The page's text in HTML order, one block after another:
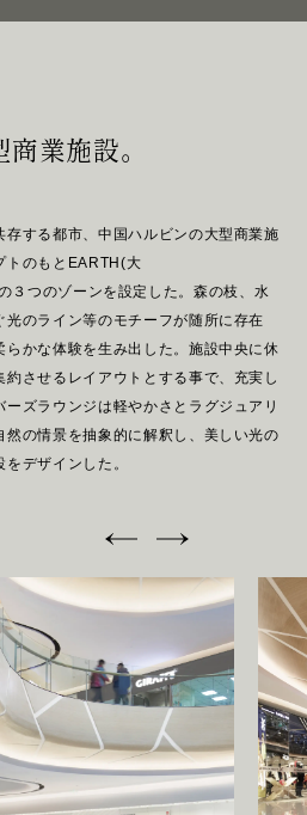
OJECTS
OUT US
D OFF ICE
WEST
GAPORE
EWS
NTACT
業施設。
する都市、中国ハルビンの大型商業施
トのもとEARTH(大
３つのゾーンを設定した。森の枝、水
のライン等のモチーフが随所に存在
らかな体験を生み出した。施設中央に休
させるレイアウトとする事で、充実し
ズラウンジは軽やかさとラグジュアリ
然の情景を抽象的に解釈し、美しい光の
デザインした。